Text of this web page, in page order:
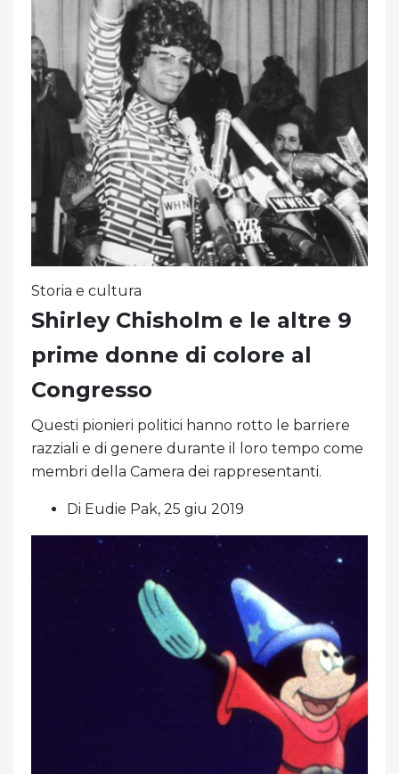
Storia e cultura
Shirley Chisholm e le altre 9
prime donne di colore al
Congresso
Questi pionieri politici hanno rotto le barriere
razziali e di genere durante il loro tempo come
membri della Camera dei rappresentanti.
Di Eudie Pak, 25 giu 2019